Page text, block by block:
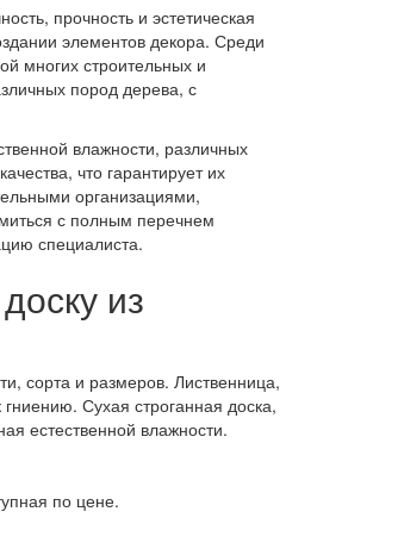
прочность и эстетическая
элементов декора. Среди
многих строительных и
пород дерева, с
влажности, различных
что гарантирует их
организациями,
с полным перечнем
специалиста.
из
сорта и размеров. Лиственница,
Сухая строганная доска,
естественной влажности.
по цене.